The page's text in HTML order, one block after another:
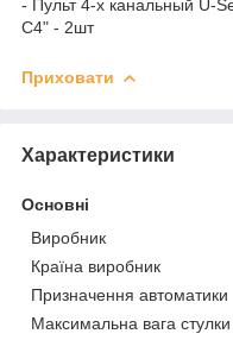
- Пульт 4-х канальный U-
C4" - 2шт
Приховати
Характеристики
Основні
Виробник
Країна виробник
Призначення автоматики
Максимальна вага стулки